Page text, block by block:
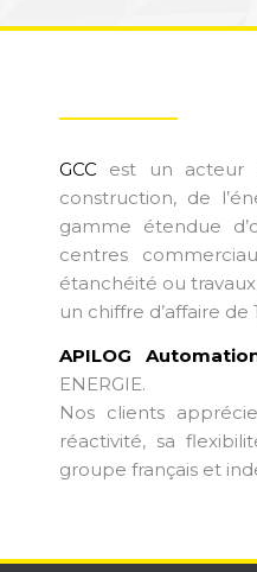
GCC est un acteur
construction, de
gamme étendue
centres
étanchéité ou
un chiffre d’affaire de
APILOG
ENERGIE.
Nos clients
réactivité, sa
groupe français et